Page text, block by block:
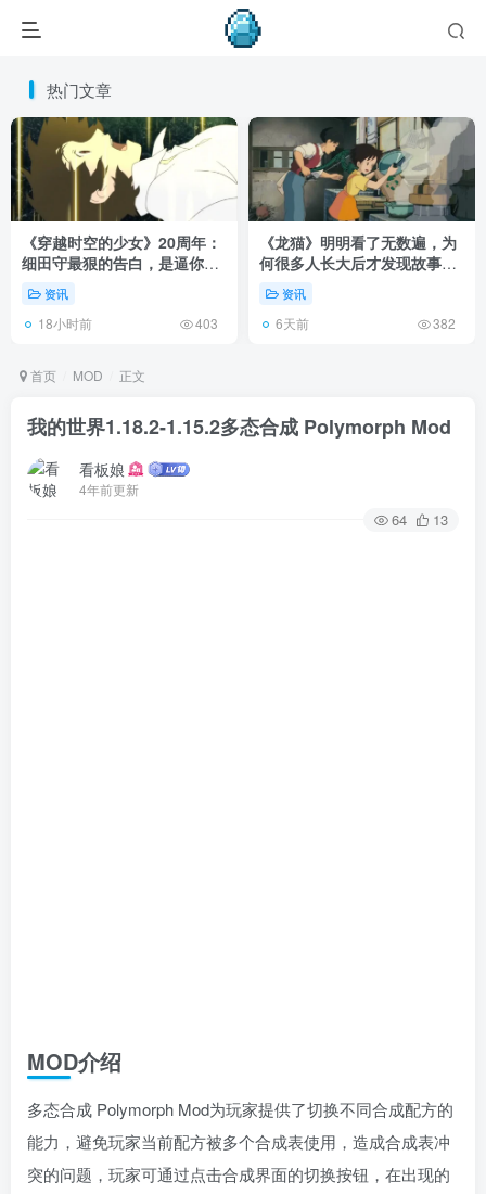
热门文章
《穿越时空的少女》20周年：
细田守最狠的告白，是逼你承
认有些夏天回不去了！
资讯
18小时前 403
《龙猫》明明看了无数遍，为
何很多人长大后才发现故事根
本不在 1988 年！
资讯
6天前 382
首页 MOD 正文
我的世界1.18.2-1.15.2多态合成 Polymorph Mod
看板娘
4年前更新
64 13
MOD介绍
多态合成 Polymorph Mod为玩家提供了切换不同合成配方的
能力，避免玩家当前配方被多个合成表使用，造成合成表冲
突的问题，玩家可通过点击合成界面的切换按钮，在出现的